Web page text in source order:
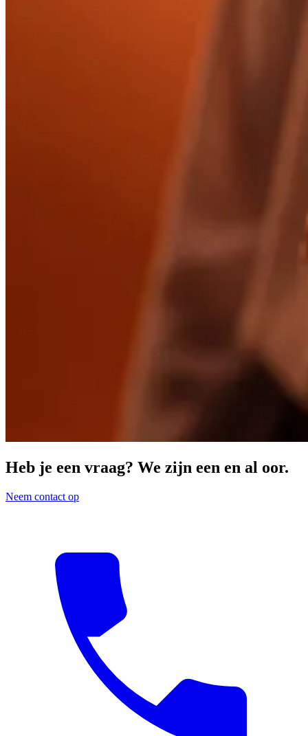
Heb je een vraag? We zijn een en al oor.
Neem contact op